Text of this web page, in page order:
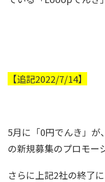
【追記2022/7/14】
5月に「0円でんき」が
の新規募集のプロモー
さらに上記2社の終了